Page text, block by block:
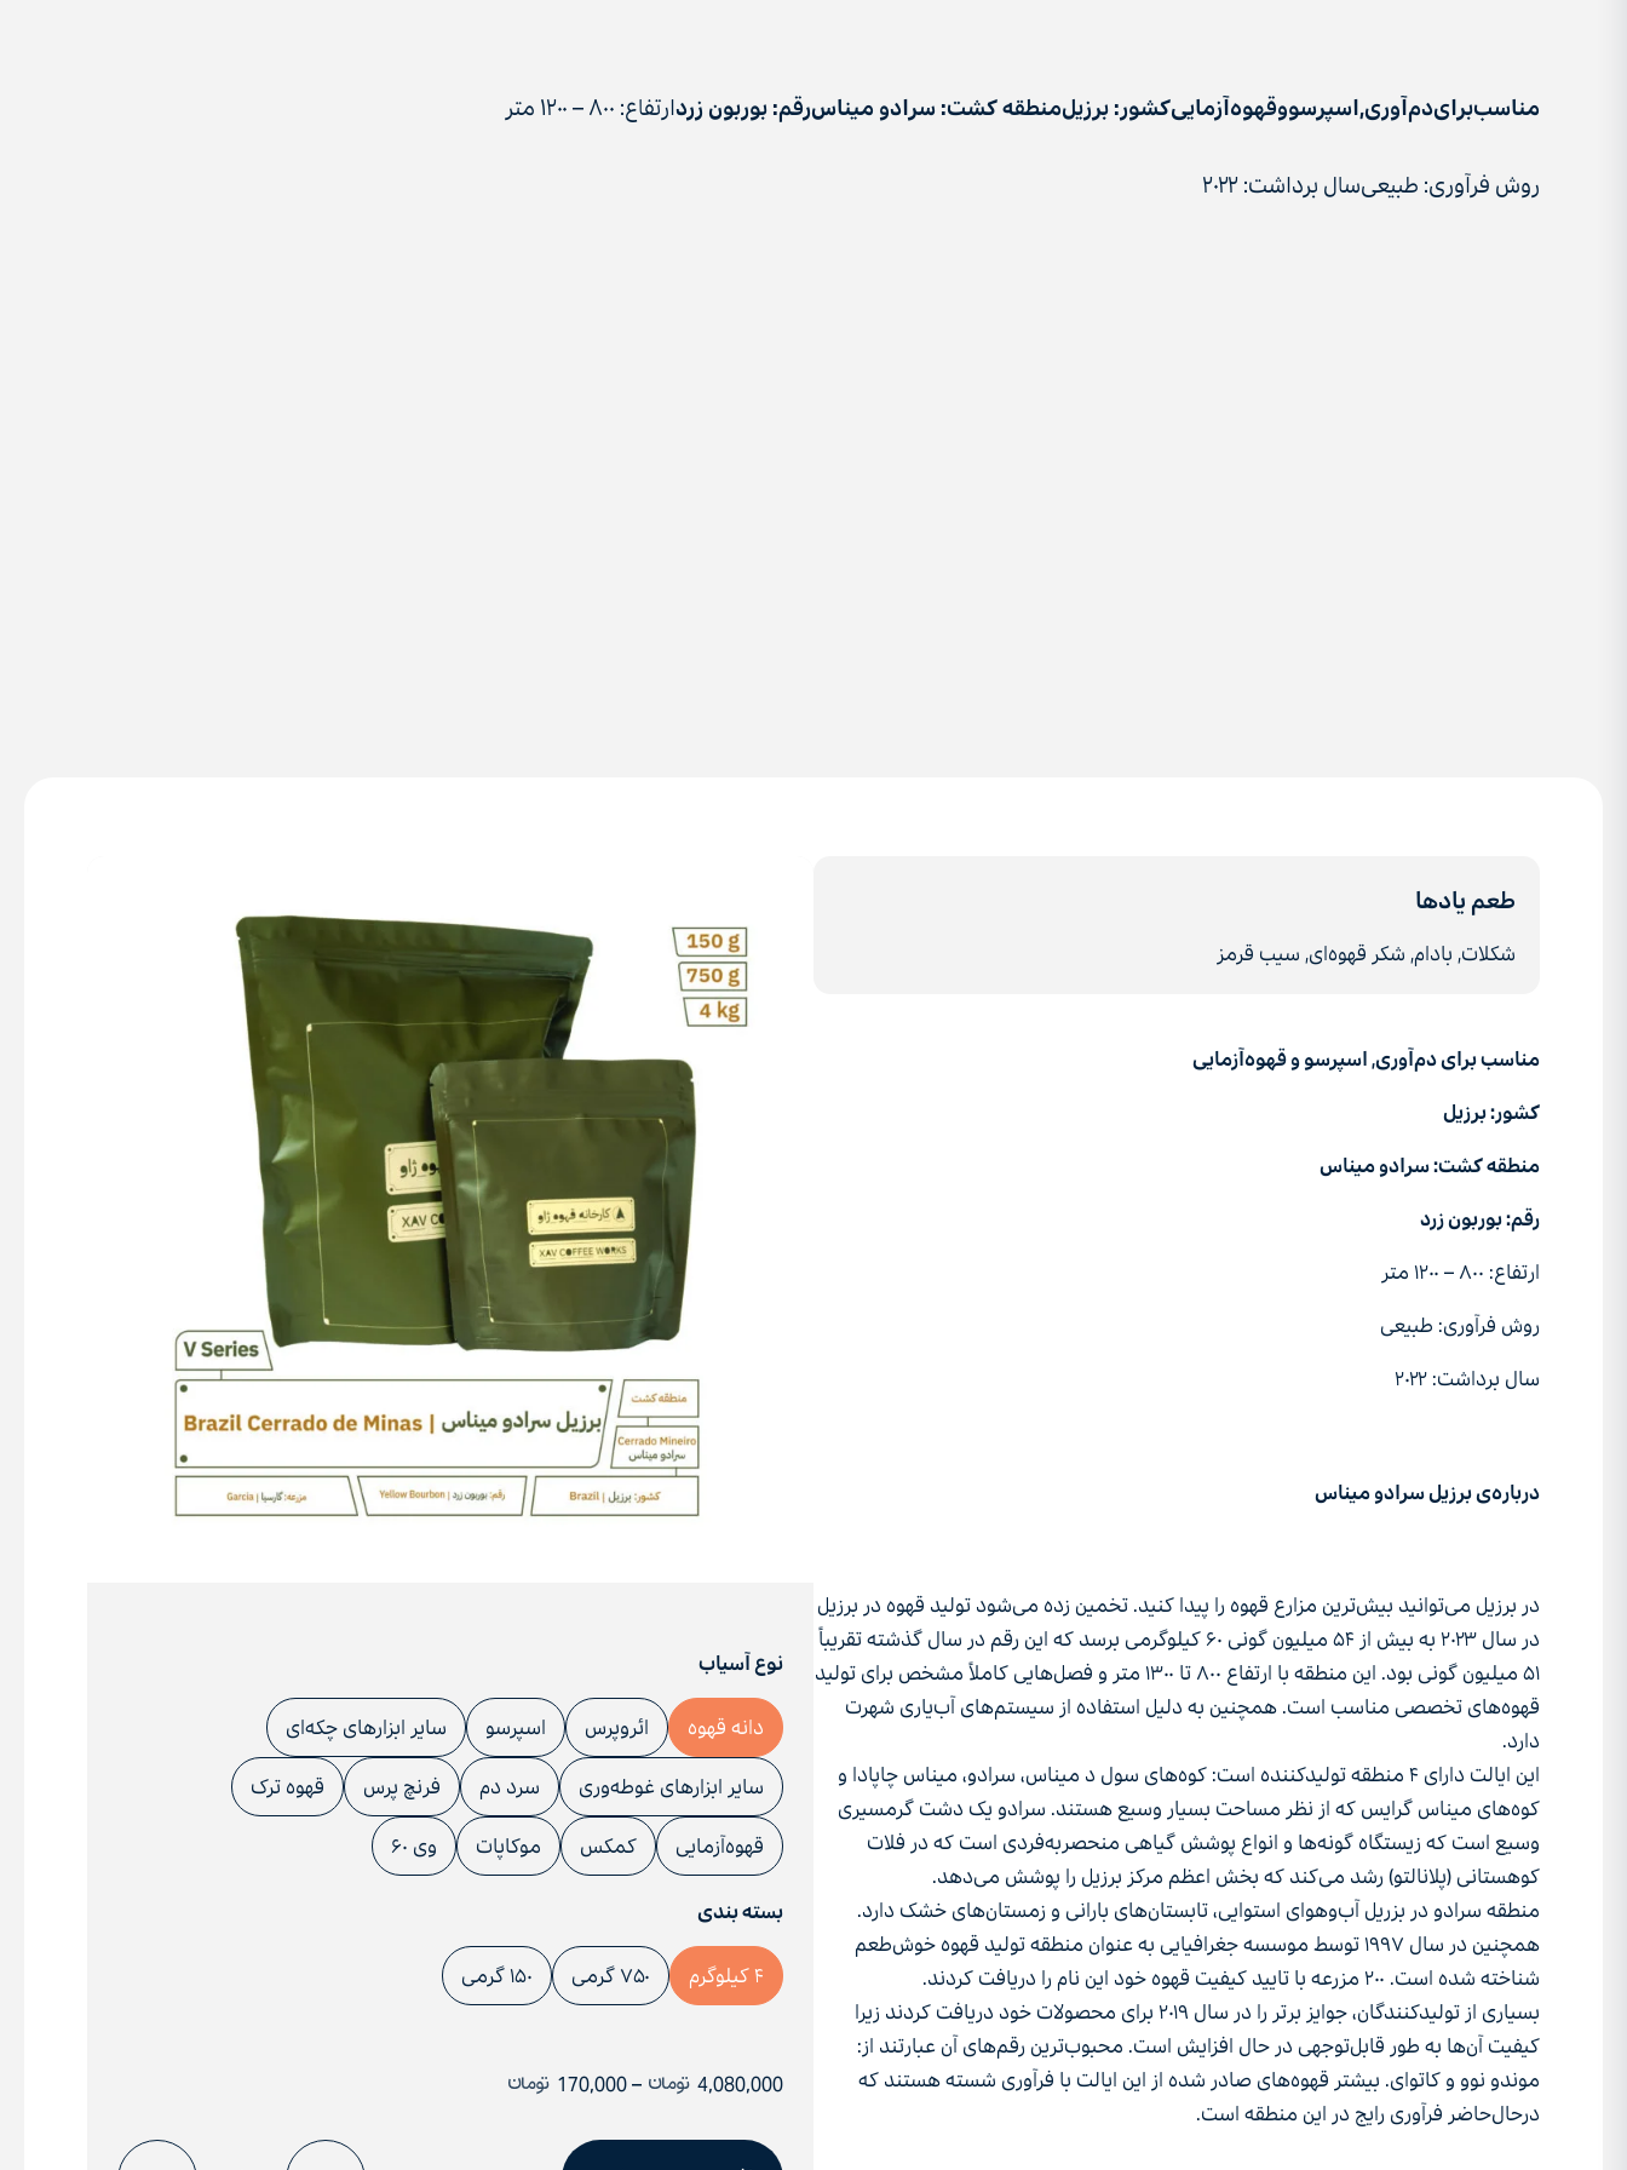
مناسببرایدم‌آوری٬ اسپرسووقهوه‌آزماییکشور: برزیلمنطقه کشت: سرادو میناسرقم: بوربون زردارتفاع: ۸۰۰ – ۱۲۰۰ متر
روش‌ فرآوری: طبیعیسال برداشت: ۲۰۲۲
طعم یادها
شکلات٬ بادام٬ شکر قهوه‌ای٬ سیب قرمز
مناسببرایدم‌آوری٬ اسپرسووقهوه‌آزمایی
کشور: برزیل
منطقه کشت: سرادو میناس
رقم: بوربون زرد
ارتفاع: ۸۰۰ – ۱۲۰۰ متر
روش‌ فرآوری: طبیعی
سال برداشت: ۲۰۲۲
درباره‌ی برزیل سرادو میناس
در برزیل می‌توانید بیش‌ترین مزارع قهوه را پیدا کنید. تخمین زده می‌شود تولید قهوه در برزیل
در سال ۲۰۲۳ به بیش از ۵۴ میلیون گونی ۶۰‌ کیلوگرمی برسد که این رقم در سال گذشته تقریباً
۵۱ میلیون گونی بود. این منطقه با ارتفاع ۸۰۰ تا ۱۳۰۰ متر و فصل‌هایی کاملاً مشخص برای تولید
قهوه‌های تخصصی مناسب است. همچنین به دلیل استفاده از سیستم‌های آب‌یاری شهرت
دارد.
این ایالت دارای ۴ منطقه تولیدکننده است: کوه‌های سول د میناس، سرادو، میناس چاپادا و
کوه‌های میناس گرایس که از نظر مساحت بسیار وسیع هستند. سرادو یک دشت گرمسیری
وسیع است که زیستگاه گونه‌ها و انواع پوشش گیاهی منحصربه‌فردی است که در فلات
کوهستانی (پلانالتو) رشد می‌کند که بخش اعظم مرکز برزیل را پوشش می‌دهد.
منطقه سرادو در بزریل آب‌وهوای استوایی، تابستان‌های بارانی و زمستان‌های خشک دارد.
همچنین در سال ۱۹۹۷ توسط موسسه جغرافیایی به عنوان منطقه تولید قهوه‌ خوش‌طعم
شناخته شده است. ۲۰۰ مزرعه با تایید کیفیت قهوه خود این نام را دریافت کردند.
بسیاری از تولیدکنندگان، جوایز برتر را در سال ۲۰۱۹ برای محصولات خود دریافت کردند زیرا
کیفیت آن‌ها به طور قابل‌توجهی در حال افزایش است. محبوب‌ترین رقم‌های آن عبارتند از:
موندو نوو و کاتوای. بیشتر قهوه‌های صادر شده از این ایالت با فرآوری شسته‌ هستند که
درحال‌حاضر فرآوری رایج در این منطقه است.
نوع آسیاب
دانه قهوه ائروپرس اسپرسو سایر ابزارهای چکه‌ای
سایر ابزارهای غوطه‌وری سرد دم فرنچ پرس قهوه ترک
قهوه‌آزمایی کمکس موکاپات وی ۶۰
بسته بندی
۴ کیلوگرم ۷۵۰ گرمی ۱۵۰ گرمی
4,080,000 تومان –
170,000 تومان